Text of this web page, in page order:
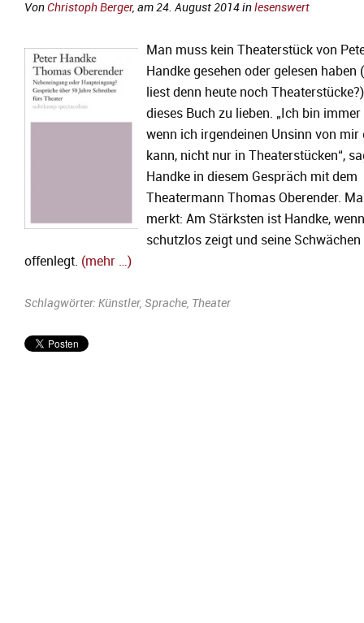
VonChristoph Berger, am24. August 2014inlesenswert
Man muss kein Theaterstück von
Handke gesehen oder gelesen haben
liest denn heute noch
dieses Buch zu lieben. „Ich bin immer
wenn ich irgendeinen Unsinn von mir
kann, nicht nur in Theaterstücken“,
Handke in diesem Gespräch mit dem
Theatermann Thomas Oberender.
merkt: Am Stärksten ist Handke,
schutzlos zeigt und seine Schwächen
offenlegt. (mehr …)
Schlagwörter: Künstler, Sprache, Theater